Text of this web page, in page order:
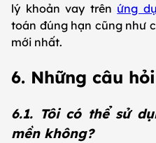
lý khoản vay trên ứng
toán đúng hạn cũng như
mới nhất.
6. Những câu
6.1. Tôi có thể sử
mền không?